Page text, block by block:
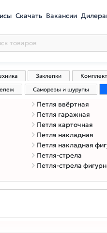
Скачать Вакансии
Заклепки
Саморезы и шурупы
Петля ввёртная
Петля гаражная
Петля карточная
Петля накладная
Петля накладная
Петля-стрела
Петля-стрела